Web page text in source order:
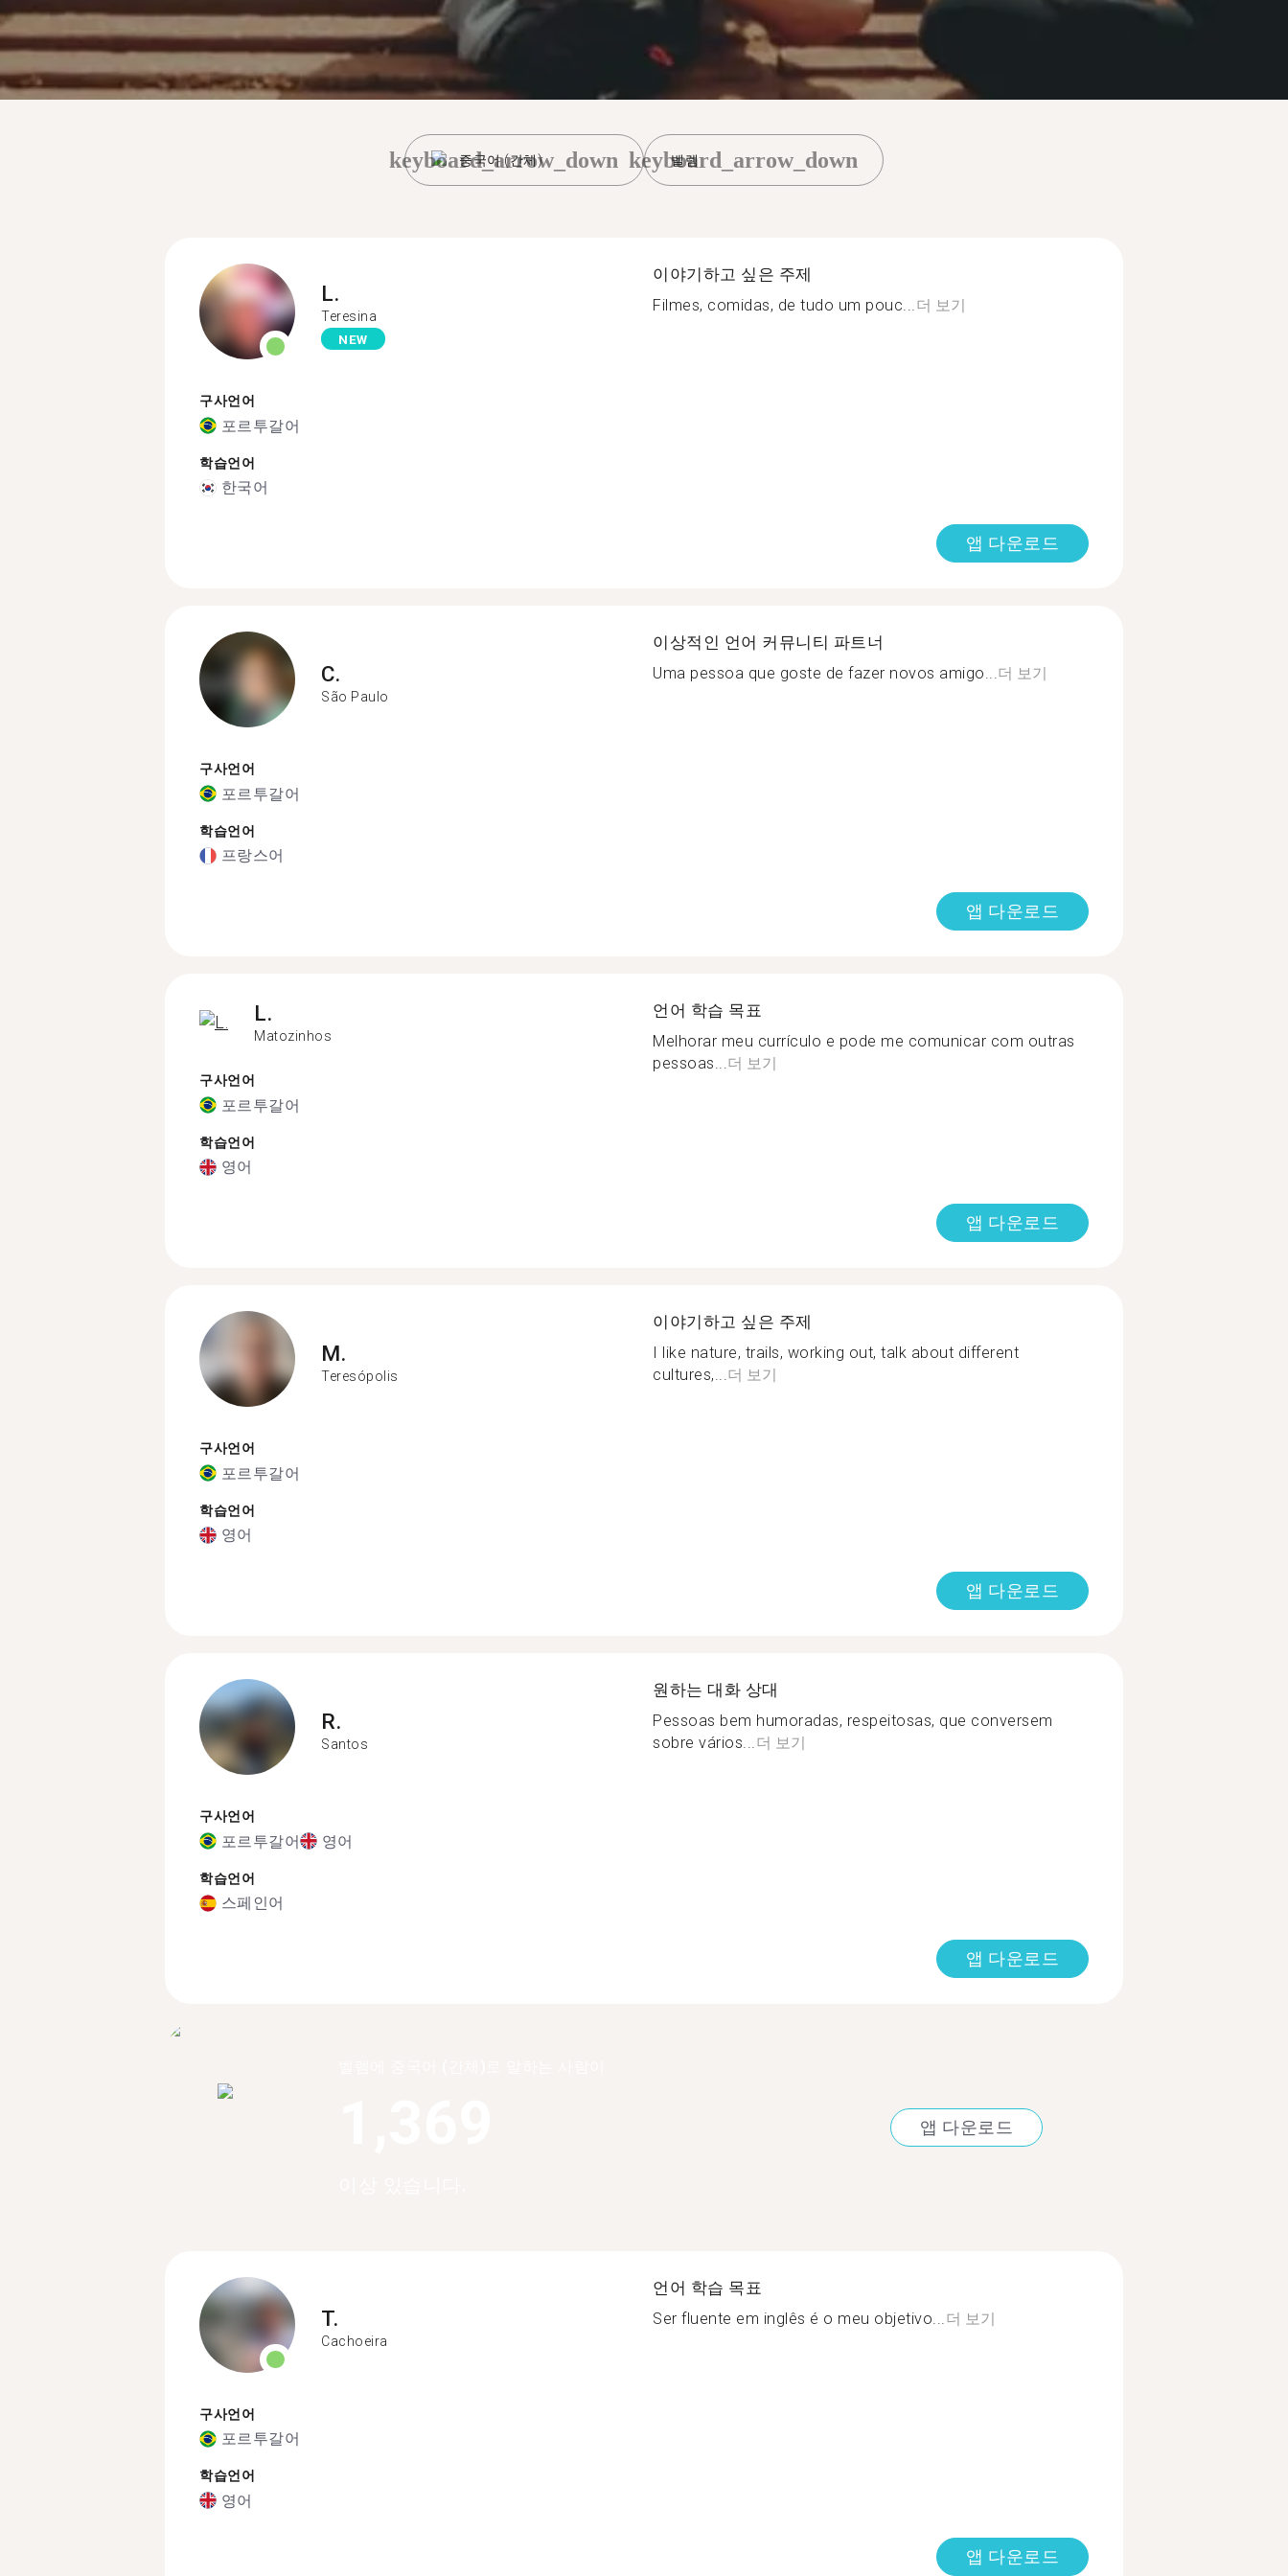
중국어 (간체)
keyboard_arrow_down 벨렘
keyboard_arrow_down
L.
Teresina
NEW
구사언어
포르투갈어
학습언어
한국어
이야기하고 싶은 주제
Filmes, comidas, de tudo um pouc...더 보기
앱 다운로드
C.
São Paulo
구사언어
포르투갈어
학습언어
프랑스어
이상적인 언어 커뮤니티 파트너
Uma pessoa que goste de fazer novos amigo...더 보기
앱 다운로드
L.
Matozinhos
구사언어
포르투갈어
학습언어
영어
언어 학습 목표
Melhorar meu currículo e pode me comunicar com outras
pessoas...더 보기
앱 다운로드
M.
Teresópolis
구사언어
포르투갈어
학습언어
영어
이야기하고 싶은 주제
I like nature, trails, working out, talk about different
cultures,...더 보기
앱 다운로드
R.
Santos
구사언어
포르투갈어 영어
학습언어
스페인어
원하는 대화 상대
Pessoas bem humoradas, respeitosas, que conversem
sobre vários...더 보기
앱 다운로드
앱 다운로드
T.
Cachoeira
구사언어
포르투갈어
학습언어
영어
언어 학습 목표
Ser fluente em inglês é o meu objetivo... 더 보기
앱 다운로드